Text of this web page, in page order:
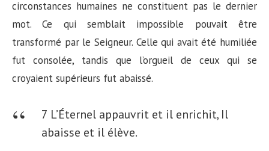
circonstances humaines ne constituent pas le dernier
mot. Ce qui semblait impossible pouvait être
transformé par le Seigneur. Celle qui avait été humiliée
fut consolée, tandis que l’orgueil de ceux qui se
croyaient supérieurs fut abaissé.
7 L’Éternel appauvrit et il enrichit,Il
abaisse et il élève.